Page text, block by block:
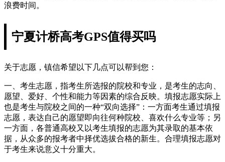
浪费时间。
宁夏计桥高考GPS值得买吗
关于志愿，镇信希望以下几点可以帮到您：
一、考生志愿，指考生所选报的院校和专业，是考生的志向、
愿望、爱好、个性和能力等因素的综合反映。填报志愿实际上
也是考生与院校之间的一种“双向选择”：一方面考生通过填报
志愿，表达自己的愿望即向往何种院校、喜欢什么专业等；另
一方面，各普通高校又以考生填报的志愿为其录取的基本依
据，从众多的报考者中择优选拔合格的新生。合理填报志愿对
于考生来说意义十分重大。